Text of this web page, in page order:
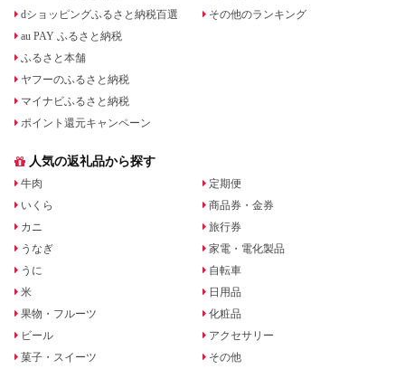
dショッピングふるさと納税百選
au PAY ふるさと納税
ふるさと本舗
ヤフーのふるさと納税
マイナビふるさと納税
ポイント還元キャンペーン
その他のランキング
人気の返礼品から探す
牛肉
いくら
カニ
うなぎ
うに
米
果物・フルーツ
ビール
菓子・スイーツ
定期便
商品券・金券
旅行券
家電・電化製品
自転車
日用品
化粧品
アクセサリー
その他